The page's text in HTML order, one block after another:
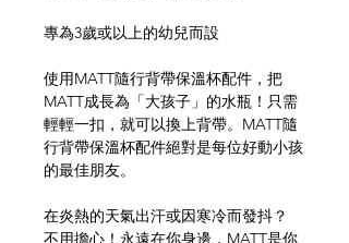
專為3歲或以上的幼兒而設
使用MATT隨行背帶保溫杯配件，把
MATT成長為「大孩子」的水瓶！只需
輕輕一扣，就可以換上背帶。MATT隨
行背帶保溫杯配件絕對是每位好動小孩
的最佳朋友。
在炎熱的天氣出汗或因寒冷而發抖？
不用擔心！永遠在你身邊，MATT是你